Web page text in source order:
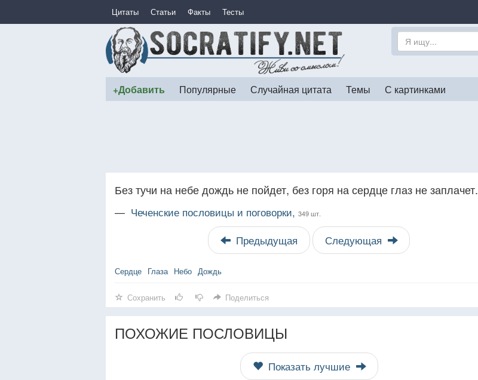
Цитаты Статьи Факты Тесты
+Добавить Популярные Случайная цитата Темы С картинками
Без тучи на небе дождь не пойдет, без горя на сердце глаз не заплачет.
— Чеченские пословицы и поговорки, 349 шт.
Предыдущая Следующая
Сердце Глаза Небо Дождь
Сохранить Поделиться
ПОХОЖИЕ ПОСЛОВИЦЫ
Показать лучшие